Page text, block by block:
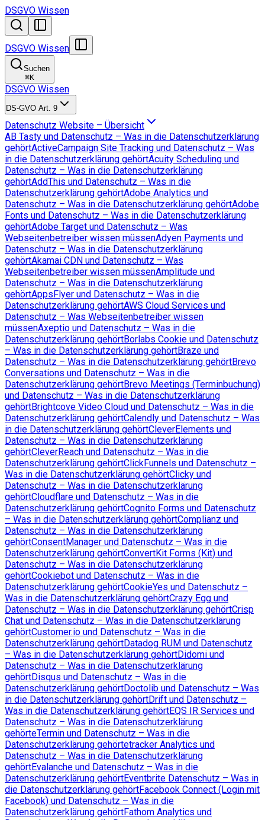
DSGVO Wissen
DSGVO Wissen
Suchen
⌘K
DSGVO Wissen
DS-GVO Art. 9
Datenschutz Website – Übersicht
AB Tasty und Datenschutz – Was in die Datenschutzerklärung
gehörtActiveCampaign Site Tracking und Datenschutz – Was
in die Datenschutzerklärung gehörtAcuity Scheduling und
Datenschutz – Was in die Datenschutzerklärung
gehörtAddThis und Datenschutz – Was in die
Datenschutzerklärung gehörtAdobe Analytics und
Datenschutz – Was in die Datenschutzerklärung gehörtAdobe
Fonts und Datenschutz – Was in die Datenschutzerklärung
gehörtAdobe Target und Datenschutz – Was
Webseitenbetreiber wissen müssenAdyen Payments und
Datenschutz – Was in die Datenschutzerklärung
gehörtAkamai CDN und Datenschutz – Was
Webseitenbetreiber wissen müssenAmplitude und
Datenschutz – Was in die Datenschutzerklärung
gehörtAppsFlyer und Datenschutz – Was in die
Datenschutzerklärung gehörtAWS Cloud Services und
Datenschutz – Was Webseitenbetreiber wissen
müssenAxeptio und Datenschutz – Was in die
Datenschutzerklärung gehörtBorlabs Cookie und Datenschutz
– Was in die Datenschutzerklärung gehörtBraze und
Datenschutz – Was in die Datenschutzerklärung gehörtBrevo
Conversations und Datenschutz – Was in die
Datenschutzerklärung gehörtBrevo Meetings (Terminbuchung)
und Datenschutz – Was in die Datenschutzerklärung
gehörtBrightcove Video Cloud und Datenschutz – Was in die
Datenschutzerklärung gehörtCalendly und Datenschutz – Was
in die Datenschutzerklärung gehörtCleverElements und
Datenschutz – Was in die Datenschutzerklärung
gehörtCleverReach und Datenschutz – Was in die
Datenschutzerklärung gehörtClickFunnels und Datenschutz –
Was in die Datenschutzerklärung gehörtClicky und
Datenschutz – Was in die Datenschutzerklärung
gehörtCloudflare und Datenschutz – Was in die
Datenschutzerklärung gehörtCognito Forms und Datenschutz
– Was in die Datenschutzerklärung gehörtComplianz und
Datenschutz – Was in die Datenschutzerklärung
gehörtConsentManager und Datenschutz – Was in die
Datenschutzerklärung gehörtConvertKit Forms (Kit) und
Datenschutz – Was in die Datenschutzerklärung
gehörtCookiebot und Datenschutz – Was in die
Datenschutzerklärung gehörtCookieYes und Datenschutz –
Was in die Datenschutzerklärung gehörtCrazy Egg und
Datenschutz – Was in die Datenschutzerklärung gehörtCrisp
Chat und Datenschutz – Was in die Datenschutzerklärung
gehörtCustomer.io und Datenschutz – Was in die
Datenschutzerklärung gehörtDatadog RUM und Datenschutz
– Was in die Datenschutzerklärung gehörtDidomi und
Datenschutz – Was in die Datenschutzerklärung
gehörtDisqus und Datenschutz – Was in die
Datenschutzerklärung gehörtDoctolib und Datenschutz – Was
in die Datenschutzerklärung gehörtDrift und Datenschutz –
Was in die Datenschutzerklärung gehörtEQS IR Services und
Datenschutz – Was in die Datenschutzerklärung
gehörteTermin und Datenschutz – Was in die
Datenschutzerklärung gehörtetracker Analytics und
Datenschutz – Was in die Datenschutzerklärung
gehörtEvalanche und Datenschutz – Was in die
Datenschutzerklärung gehörtEventbrite Datenschutz – Was in
die Datenschutzerklärung gehörtFacebook Connect (Login mit
Facebook) und Datenschutz – Was in die
Datenschutzerklärung gehörtFathom Analytics und